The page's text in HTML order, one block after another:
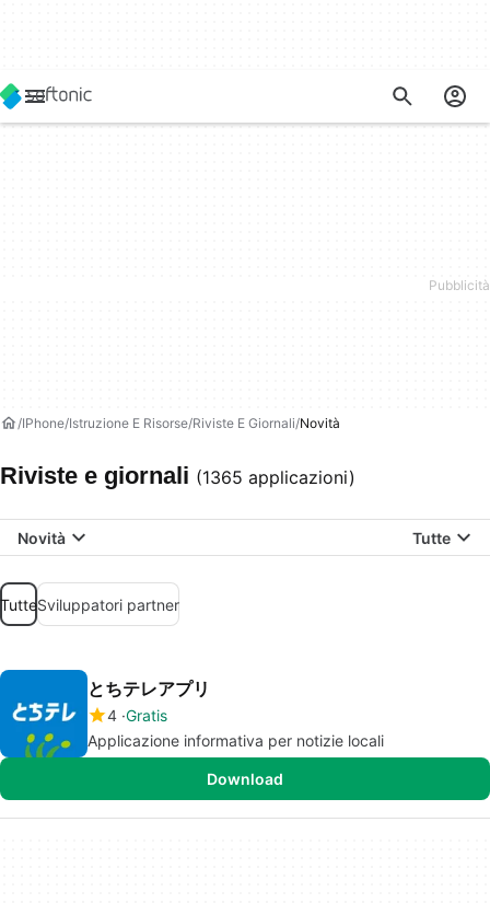
IPhone Istruzione E Risorse Riviste E Giornali Novità
Riviste e giornali (1365 applicazioni)
Novità Tutte
TutteSviluppatori partner
とちテレアプリ
4 Gratis
Applicazione informativa per notizie locali
Download